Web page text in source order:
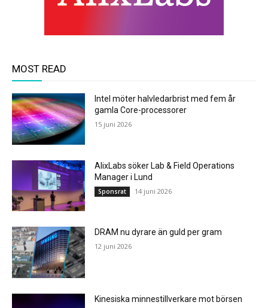
MOST READ
Intel möter halvledarbrist med fem år
gamla Core-processorer
15 juni 2026
AlixLabs söker Lab & Field Operations
Manager i Lund
Sponsrat 14 juni 2026
DRAM nu dyrare än guld per gram
12 juni 2026
Kinesiska minnestillverkare mot börsen